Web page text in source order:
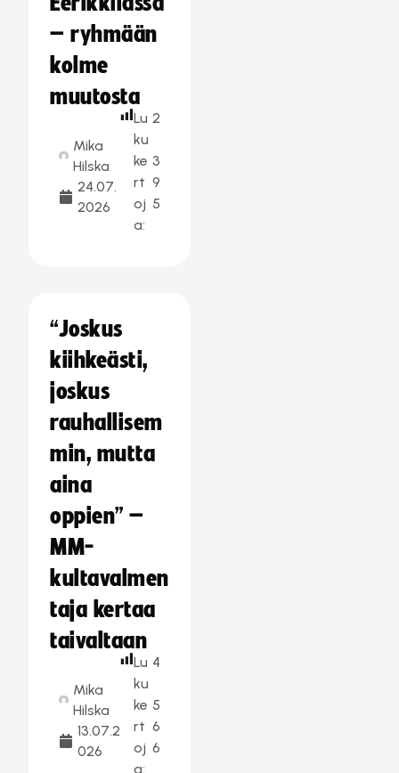
– ryhmään
kolme
muutosta
Mika
Hilska
24.07.
2026
Lu
ku
ke
rt
oj
a:
2
3
9
5
“Joskus
kiihkeästi,
joskus
rauhallisem
min, mutta
aina
oppien” –
MM-
kultavalmen
taja kertaa
taivaltaan
Mika
Hilska
13.07.2
026
Lu
ku
ke
rt
oj
a:
4
5
6
6